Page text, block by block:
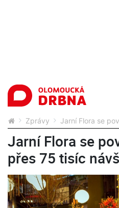
Zprávy Jarní Flora se
Jarní Flora se
přes 75 tisíc